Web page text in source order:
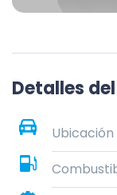
Detalles
Ubicación